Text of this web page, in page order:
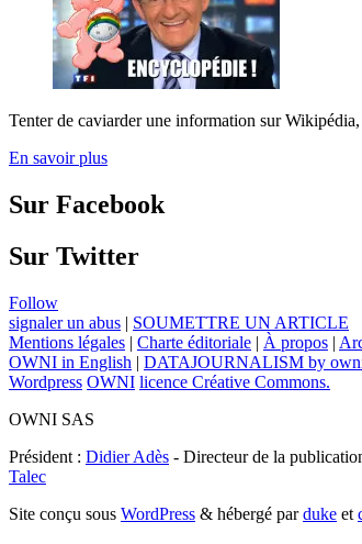
Tenter de caviarder une information sur
En savoir plus
Sur Facebook
Sur Twitter
Follow
signaler un abus | SOUMETTRE UN ARTICLE
Mentions légales | Charte éditoriale | À propos |
OWNI in English | DATAJOURNALISM by
Wordpress OWNI licence Créative Commons.
OWNI SAS
Président : Didier Adès - Directeur de la
Talec
Site conçu sous WordPress & hébergé parduke et